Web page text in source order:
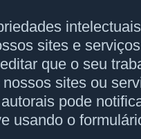
sites e
que o seu
sites ou
pode
usando o